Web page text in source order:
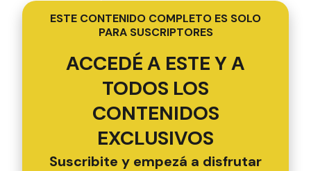
ESTE CONTENIDO COMPLETO ES SOLO
PARA SUSCRIPTORES
ACCEDÉ A ESTE Y A
TODOS LOS
CONTENIDOS
EXCLUSIVOS
Suscribite y empezá a disfrutar